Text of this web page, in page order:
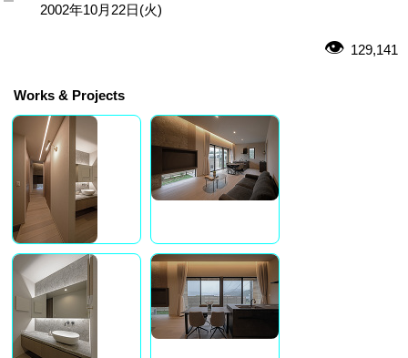
2002年10月22日(火)
129,141
Works & Projects